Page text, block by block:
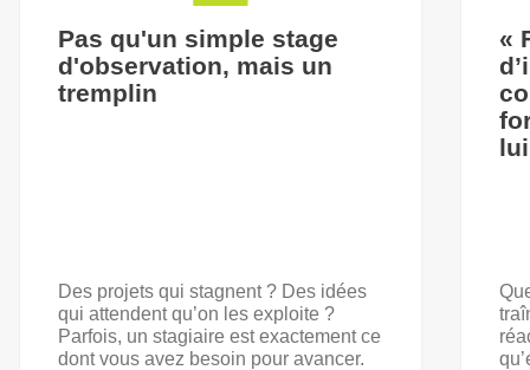
Pas qu'un simple stage
d'observation, mais un
tremplin
Des projets qui stagnent ? Des idées
qui attendent qu’on les exploite ?
Parfois, un stagiaire est exactement ce
dont vous avez besoin pour avancer.
«